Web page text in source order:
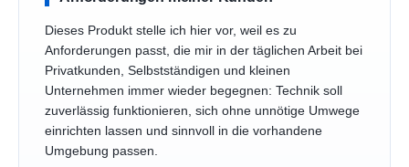
Dieses Produkt stelle ich hier vor, weil es zu
Anforderungen passt, die mir in der täglichen Arbeit bei
Privatkunden, Selbstständigen und kleinen
Unternehmen immer wieder begegnen: Technik soll
zuverlässig funktionieren, sich ohne unnötige Umwege
einrichten lassen und sinnvoll in die vorhandene
Umgebung passen.